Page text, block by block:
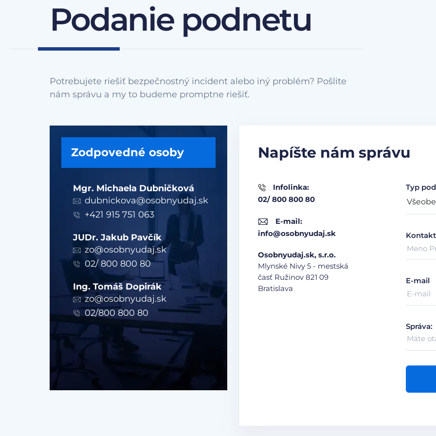
Podanie podnetu
Potrebujete riešiť bezpečnostný incident alebo iný problém? Pošlite
Zodpovedné osoby
Mgr. Michaela Dubničková
dubnickova@osobnyudaj.sk
+421 915 751 063
JUDr. Jakub Pavčík
zo@osobnyudaj.sk
02/ 800 800 80
Ing. Tomáš Dopirák
zo@osobnyudaj.sk
02/800 800 80
Napíšte nám správu
Infolinka:
02/ 800 800 80
E-mail:
info@osobnyudaj.sk
Osobnyudaj.sk, s.r.o.
Mlynské Nivy 5 - mestská
časť Ružinov 821 09
Bratislava
Typ
E-mail
Správa: